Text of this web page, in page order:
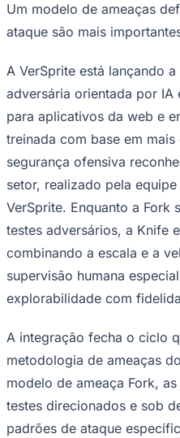
São Paulo
Um modelo de ameaças
ataque são mais
A VerSprite está lançando
adversária orientada por IA
para aplicativos da web e
treinada com base em
segurança ofensiva
setor, realizado pela equipe
VerSprite. Enquanto a Fork
testes adversários, a Knife
combinando a escala e a
supervisão humana
explorabilidade com
A integração fecha o ciclo
metodologia de ameaças
modelo de ameaça Fork,
testes direcionados e sob
padrões de ataque